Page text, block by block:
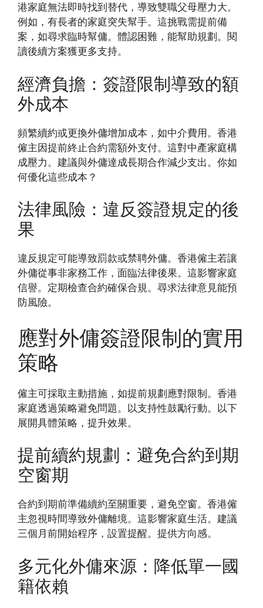
港家庭無法即時找到替代，導致雙職父母壓力大。
例如，有長者的家庭突失幫手。這挑戰需提前備
案，如尋求臨時幫傭。體認困難，能幫助規劃。閱
讀後續方案獲更多支持。
經濟負擔：簽證限制導致的額
外成本
頻繁續約或更換外傭增加成本，如中介費用。香港
僱主因提前終止合約需額外支付。這對中產家庭構
成壓力。建議與外傭達成長期合作減少支出。你如
何優化這些成本？
法律風險：違反簽證規定的後
果
違反規定可能導致罰款或禁聘外傭。香港僱主若讓
外傭從事非家務工作，面臨法律後果。這影響家庭
信譽。定期檢查合約確保合規。尋求法律意見能預
防風險。
應對外傭簽證限制的實用
策略
僱主可採取主動措施，如提前規劃應對限制。香港
家庭透過策略避免問題。以支持性鼓勵行動。以下
展開具體策略，提升效果。
提前續約規劃：避免合約到期
空窗期
合約到期前準備續約至關重要，避免空窗。香港僱
主忽視時間導致外傭離境。這影響家庭生活。建議
三個月前開始程序，設置提醒。提供方向感。
多元化外傭來源：降低單一國
籍依賴